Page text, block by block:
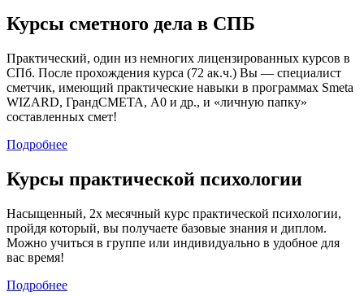
Курсы сметного дела в СПБ
Практический, один из немногих лицензированных курсов в
СПб. После прохождения курса (72 ак.ч.) Вы — специалист
сметчик, имеющий практические навыки в программах Smeta
WIZARD, ГрандСМЕТА, A0 и др., и «личную папку»
составленных смет!
Подробнее
Курсы практической психологии
Насыщенный, 2х месячный курс практической психологии,
пройдя который, вы получаете базовые знания и диплом.
Можно учиться в группе или индивидуально в удобное для
вас время!
Подробнее